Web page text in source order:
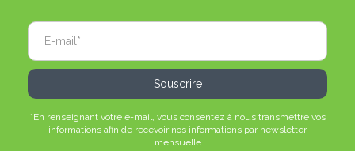
*En renseignant votre e-mail, vous consentez à nous transmettre vos
informations afin de recevoir nos informations par newsletter
mensuelle